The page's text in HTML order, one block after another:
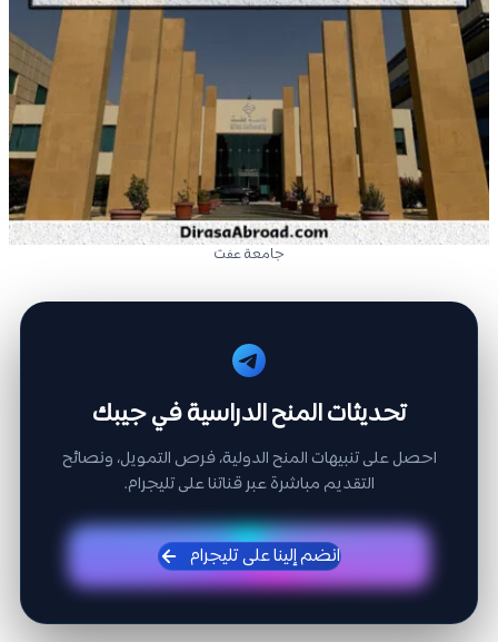
جامعة عفت
تحديثات المنح الدراسية في جيبك
احصل على تنبيهات المنح الدولية، فرص التمويل، ونصائح
التقديم مباشرة عبر قناتنا على تليجرام.
انضم إلينا على تليجرام